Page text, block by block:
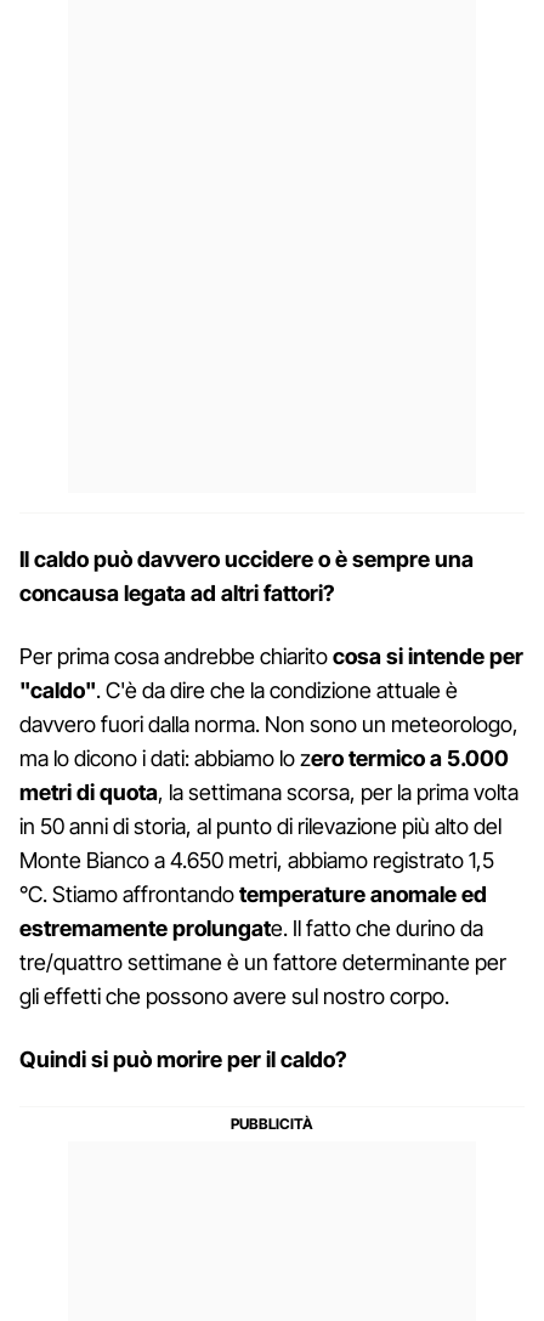
Il caldo può davvero uccidere o è sempre una
concausa legata ad altri fattori?
Per prima cosa andrebbe chiaritocosa si intende per
"caldo". C'è da dire che la condizione attuale è
davvero fuori dalla norma. Non sono un meteorologo,
ma lo dicono i dati: abbiamo lo zero termico a 5.000
metri di quota, la settimana scorsa, per la prima volta
in 50 anni di storia, al punto di rilevazione più alto del
Monte Bianco a 4.650 metri, abbiamo registrato 1,5
°C. Stiamo affrontandotemperature anomale ed
estremamente prolungate. Il fatto che durino da
tre/quattro settimane è un fattore determinante per
gli effetti che possono avere sul nostro corpo.
Quindi si può morire per il caldo?